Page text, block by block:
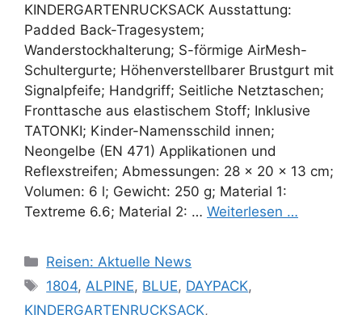
KINDERGARTENRUCKSACK Ausstattung:
Padded Back-Tragesystem;
Wanderstockhalterung; S-förmige AirMesh-
Schultergurte; Höhenverstellbarer Brustgurt mit
Signalpfeife; Handgriff; Seitliche Netztaschen;
Fronttasche aus elastischem Stoff; Inklusive
TATONKI; Kinder-Namensschild innen;
Neongelbe (EN 471) Applikationen und
Reflexstreifen; Abmessungen: 28 x 20 x 13 cm;
Volumen: 6 l; Gewicht: 250 g; Material 1:
Textreme 6.6; Material 2: … Weiterlesen …
Kategorien
Reisen: Aktuelle News
Schlagwörter
1804, ALPINE, BLUE, DAYPACK,
KINDERGARTENRUCKSACK,